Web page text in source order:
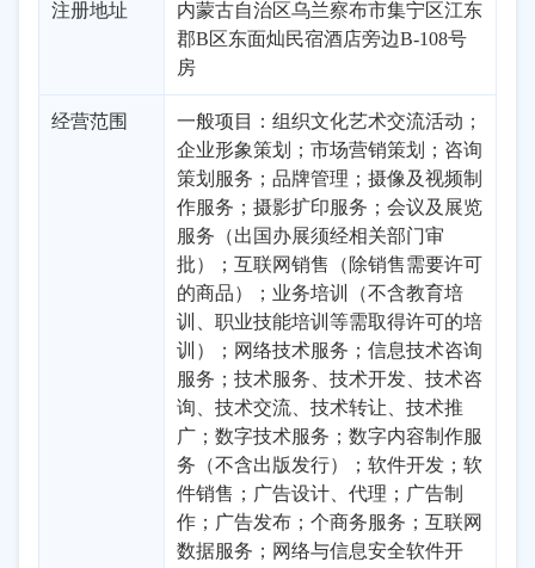
注册地址
内蒙古自治区乌兰察布市集宁区江东
郡B区东面灿民宿酒店旁边B-108号
房
经营范围
一般项目：组织文化艺术交流活动；
企业形象策划；市场营销策划；咨询
策划服务；品牌管理；摄像及视频制
作服务；摄影扩印服务；会议及展览
服务（出国办展须经相关部门审
批）；互联网销售（除销售需要许可
的商品）；业务培训（不含教育培
训、职业技能培训等需取得许可的培
训）；网络技术服务；信息技术咨询
服务；技术服务、技术开发、技术咨
询、技术交流、技术转让、技术推
广；数字技术服务；数字内容制作服
务（不含出版发行）；软件开发；软
件销售；广告设计、代理；广告制
作；广告发布；个商务服务；互联网
数据服务；网络与信息安全软件开